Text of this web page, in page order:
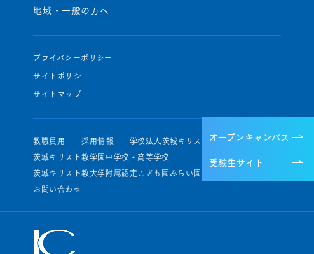
オープンキャンパス
受験生サイト
地域・一般の方へ
プライバシーポリシー
サイトポリシー
サイトマップ
教職員用 採用情報
学校法人茨城キリスト教学園
茨城キリスト教学園中学校・高等学校
茨城キリスト教大学附属認定こども園みらい園・せいじ園
お問い合わせ